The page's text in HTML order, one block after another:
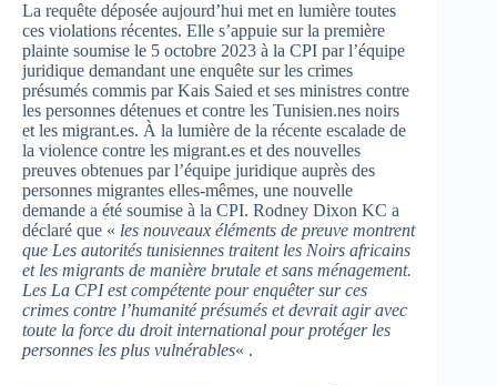
La requête déposée aujourd’hui met en lumière toutes
ces violations récentes. Elle s’appuie sur la première
plainte soumise le 5 octobre 2023 à la CPI par l’équipe
juridique demandant une enquête sur les crimes
présumés commis par Kais Saied et ses ministres contre
les personnes détenues et contre les Tunisien.nes noirs
et les migrant.es. À la lumière de la récente escalade de
la violence contre les migrant.es et des nouvelles
preuves obtenues par l’équipe juridique auprès des
personnes migrantes elles-mêmes, une nouvelle
demande a été soumise à la CPI. Rodney Dixon KC a
déclaré que « les nouveaux éléments de preuve montrent
que Les autorités tunisiennes traitent les Noirs africains
et les migrants de manière brutale et sans ménagement.
Les La CPI est compétente pour enquêter sur ces
crimes contre l’humanité présumés et devrait agir avec
toute la force du droit international pour protéger les
personnes les plus vulnérables« .